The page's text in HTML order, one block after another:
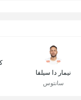
نيمار دا سيلفا
سانتوس